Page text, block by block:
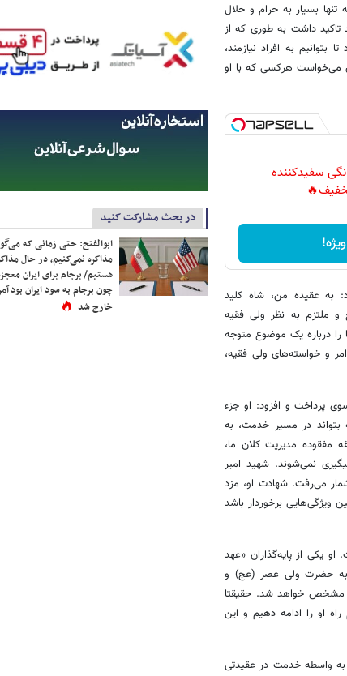
بسیار به حرام و حلال
تاکید داشت به طوری که از
به افراد نیازمند،
می‌خواست هرکسی که با او
سفیدکننده
به عقیده من، شاه کلید
ملتزم به نظر ولی فقیه
درباره یک موضوع متوجه
و خواسته‌های ولی فقیه،
پرداخت و افزود: او جزء
بتواند در مسیر خدمت، به
مفقوده مدیریت کلان ما،
نمی‌شوند. شهید امیر
می‌رفت. شهادت او، مزد
برخوردار باشد
یکی از پایه‌گذاران «عهد
به حضرت ولی عصر (عج) و
مشخص خواهد شد. حقیقتا
او را ادامه دهیم و این
به واسطه خدمت در عقیدتی
در بحث مشارکت کنید
ابوالفتح: حتی زمانی که
مذاکره نمی‌کنیم، در حال
هستیم/ برجام برای ایران
چون برجام به سود ایران بود
خارج شد